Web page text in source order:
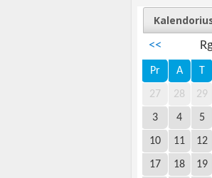
<<
Pr A T
27 28 29
3 4 5
10 11 12
17 18 19